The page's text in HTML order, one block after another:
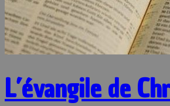
L’évangile de